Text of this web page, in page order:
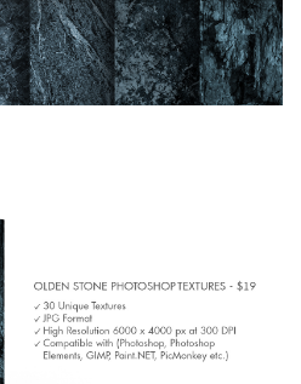
download